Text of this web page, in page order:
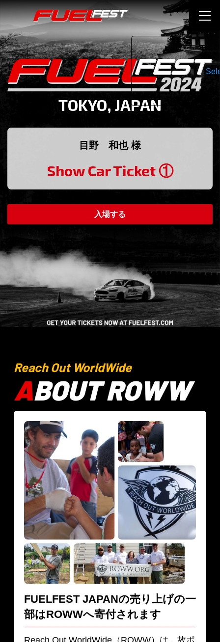
TOKYO, JAPAN
目野 和也 様
Show Car Ticket ①
Reach Out WorldWide
ABOUT ROWW
FUELFEST JAPANの売り上げの一
部はROWWへ寄付されます
Reach Out WorldWide（ROWW）は、故ポ